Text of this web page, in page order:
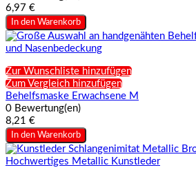
6,97 €
In den Warenkorb
Zur Wunschliste hinzufügen
Zum Vergleich hinzufügen
Behelfsmaske Erwachsene M
0 Bewertung(en)
8,21 €
In den Warenkorb